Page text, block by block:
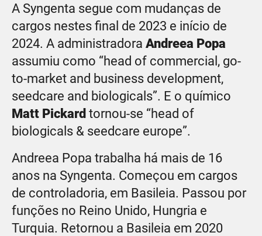
A Syngenta segue com mudanças de
cargos nestes final de 2023 e início de
2024. A administradora Andreea Popa
assumiu como “head of commercial, go-
to-market and business development,
seedcare and biologicals”. E o químico
Matt Pickard tornou-se “head of
biologicals & seedcare europe”.
Andreea Popa trabalha há mais de 16
anos na Syngenta. Começou em cargos
de controladoria, em Basileia. Passou por
funções no Reino Unido, Hungria e
Turquia. Retornou a Basileia em 2020